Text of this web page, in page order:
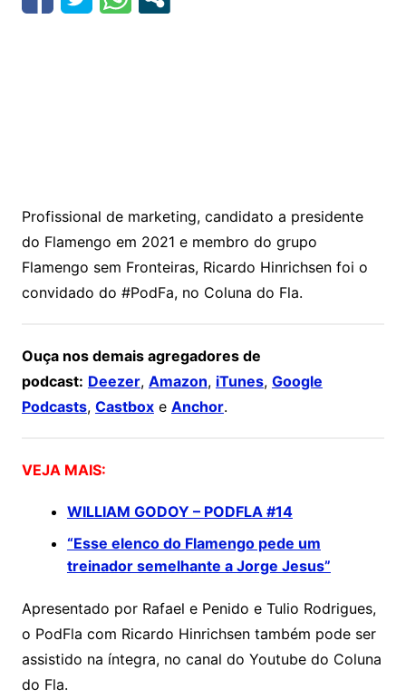
Profissional de marketing, candidato a presidente
do Flamengo em 2021 e membro do grupo
Flamengo sem Fronteiras, Ricardo Hinrichsen foi o
convidado do #PodFa, no Coluna do Fla.
Ouça nos demais agregadores de
podcast: Deezer, Amazon, iTunes, Google
Podcasts, Castboxe Anchor.
VEJA MAIS:
WILLIAM GODOY – PODFLA #14
“Esse elenco do Flamengo pede um
treinador semelhante a Jorge Jesus”
Apresentado por Rafael e Penido e Tulio Rodrigues,
o PodFla com Ricardo Hinrichsen também pode ser
assistido na íntegra, no canal do Youtube do Coluna
do Fla.